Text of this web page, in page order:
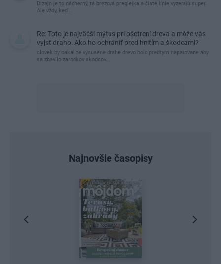
Dizajn je to nádherný, tá brezová preglejka a čisté línie vyzerajú super.
Ale vždy, keď…
Re: Toto je najväčší mýtus pri ošetrení dreva a môže vás
vyjsť draho. Ako ho ochrániť pred hnitím a škodcami?
clovek by cakal ze vysusene drahe drevo bolo predtym naparovane aby
sa zbavilo zarodkov skodcov...
Najnovšie časopisy